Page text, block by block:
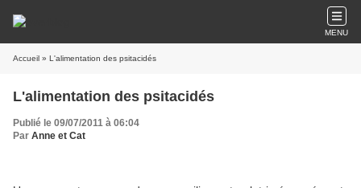
MENU
Accueil » L'alimentation des psitacidés
L'alimentation des psitacidés
Publié le 09/07/2011 à 06:04
Par Anne et Cat